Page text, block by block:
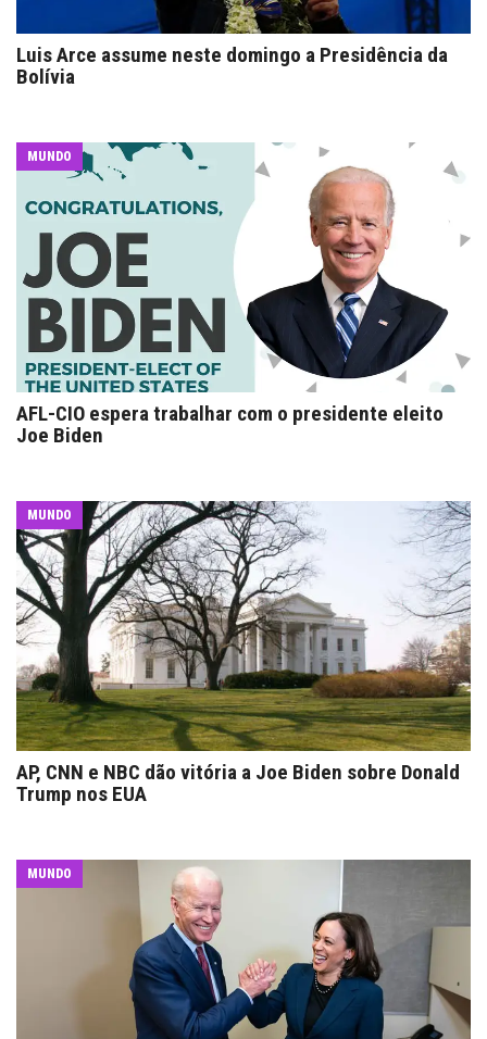
Luis Arce assume neste domingo a Presidência da
Bolívia
MUNDO
AFL-CIO espera trabalhar com o presidente eleito
Joe Biden
MUNDO
AP, CNN e NBC dão vitória a Joe Biden sobre Donald
Trump nos EUA
MUNDO